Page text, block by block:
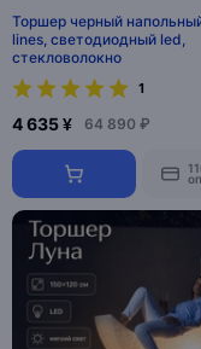
Торшер черный
lines, светодиодный led,
стекловолокно
1
4 635 ¥ 64 890 ₽